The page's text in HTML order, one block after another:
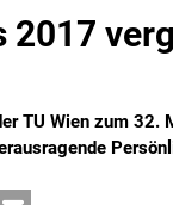
2017
TU Wien zum 32.